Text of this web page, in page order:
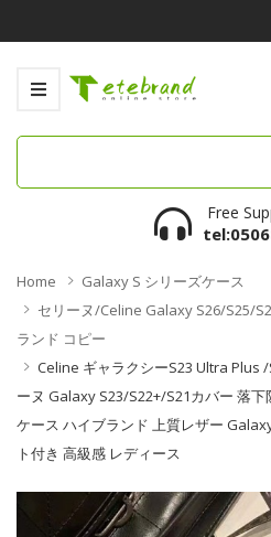
Free
Home
Galaxy S シリーズケース
セリーヌ/Celine Galaxy S26/S25/
ランド コピー
Celine ギャラクシーs23 Ultra Plus
ーヌ Galaxy S23/s22+/s21カバー 落
ケース ハイブランド 上質レザー
ト付き 高級感 レディース